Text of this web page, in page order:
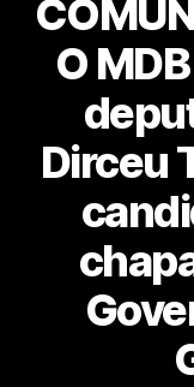
O
Dirceu